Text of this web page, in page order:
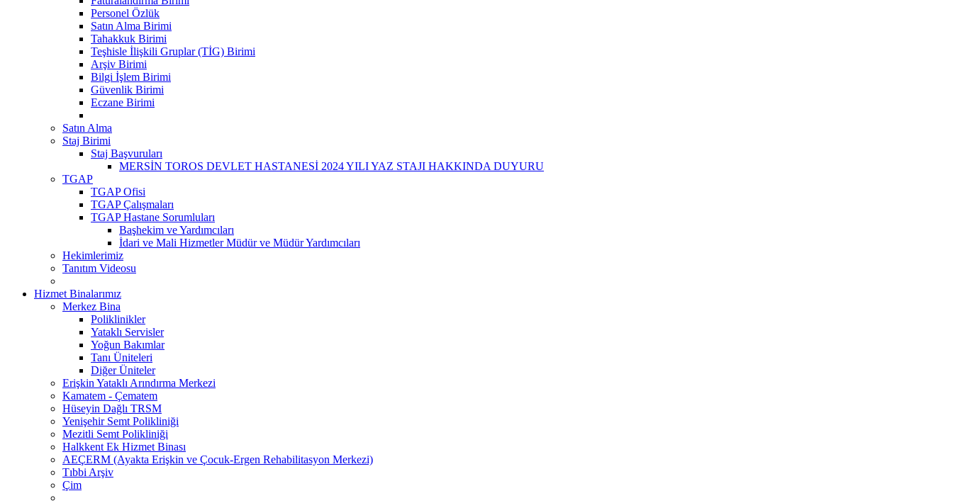
Personel Özlük
Satın Alma Birimi
Tahakkuk Birimi
Teşhisle İlişkili Gruplar (TİG) Birimi
Arşiv Birimi
Bilgi İşlem Birimi
Güvenlik Birimi
Eczane Birimi
Satın Alma
Staj Birimi
Staj Başvuruları
MERSİN TOROS DEVLET HASTANESİ 2024 YILI YAZ STAJI HAKKINDA DUYURU
TGAP
TGAP Ofisi
TGAP Çalışmaları
TGAP Hastane Sorumluları
Başhekim ve Yardımcıları
İdari ve Mali Hizmetler Müdür ve Müdür Yardımcıları
Hekimlerimiz
Tanıtım Videosu
Hizmet Binalarımız
Merkez Bina
Poliklinikler
Yataklı Servisler
Yoğun Bakımlar
Tanı Üniteleri
Diğer Üniteler
Erişkin Yataklı Arındırma Merkezi
Kamatem - Çematem
Hüseyin Dağlı TRSM
Yenişehir Semt Polikliniği
Mezitli Semt Polikliniği
Halkkent Ek Hizmet Binası
AEÇERM (Ayakta Erişkin ve Çocuk-Ergen Rehabilitasyon Merkezi)
Tıbbi Arşiv
Çim